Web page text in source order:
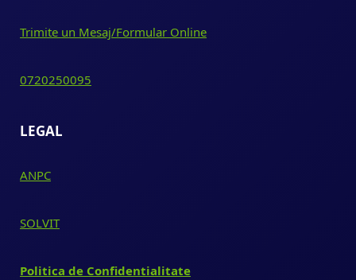
Trimite un Mesaj/Formular Online
0720250095
LEGAL
ANPC
SOLVIT
Politica de Confidentialitate